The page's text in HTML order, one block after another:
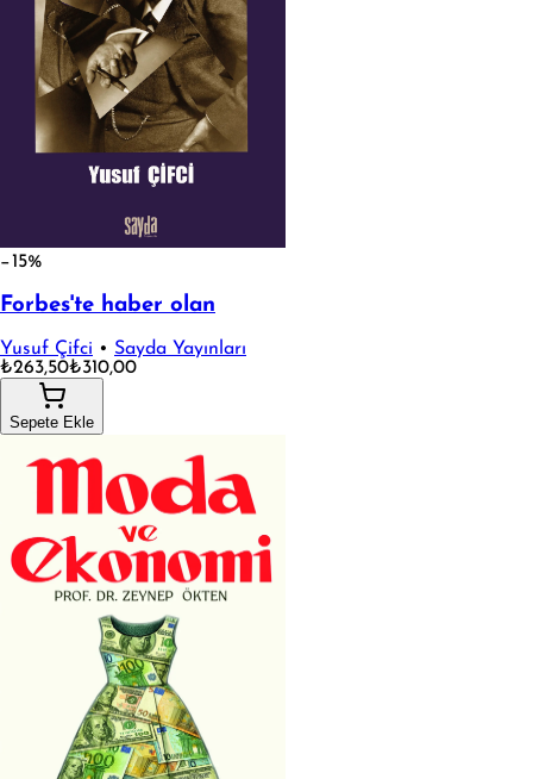
−15%
Forbes'te haber olan
Yusuf Çifci • Sayda Yayınları
₺263,50₺310,00
Sepete Ekle